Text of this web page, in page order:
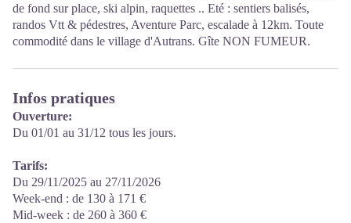
de fond sur place, ski alpin, raquettes .. Eté : sentiers balisés,
randos Vtt & pédestres, Aventure Parc, escalade à 12km. Toute
commodité dans le village d'Autrans. Gîte NON FUMEUR.
Infos pratiques
Ouverture:
Du 01/01 au 31/12 tous les jours.
Tarifs:
Du 29/11/2025 au 27/11/2026
Week-end : de 130 à 171 €
Mid-week : de 260 à 360 €